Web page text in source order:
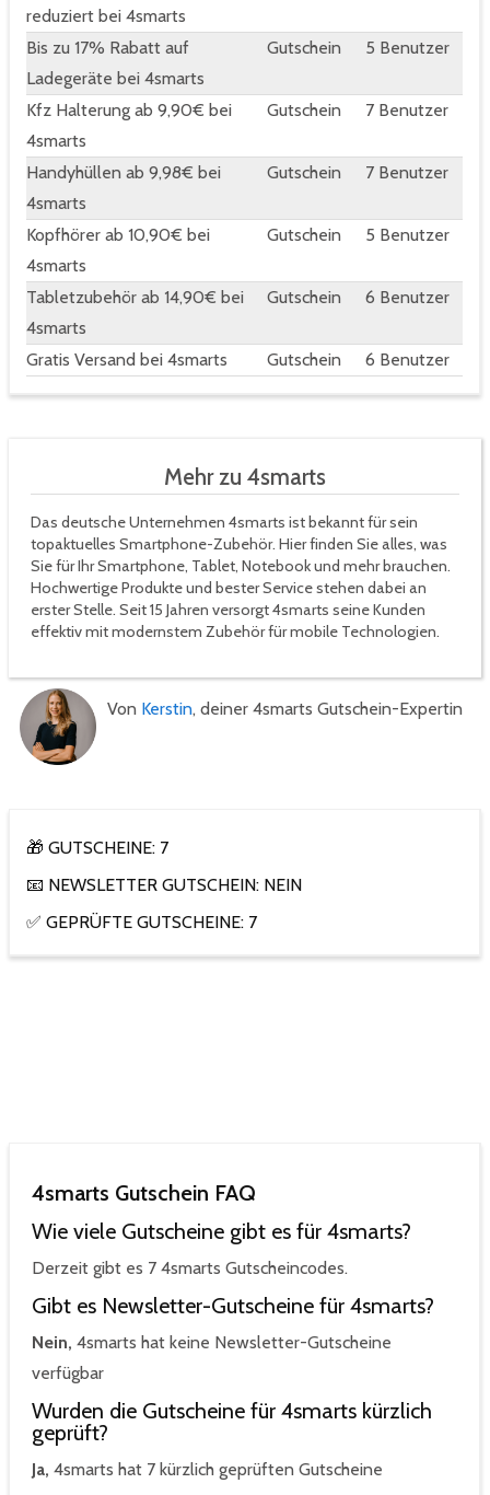
reduziert bei 4smarts
Bis zu 17% Rabatt auf
Ladegeräte bei 4smarts
Gutschein 5 Benutzer
Kfz Halterung ab 9,90€ bei
4smarts
Gutschein 7 Benutzer
Handyhüllen ab 9,98€ bei
4smarts
Gutschein 7 Benutzer
Kopfhörer ab 10,90€ bei
4smarts
Gutschein 5 Benutzer
Tabletzubehör ab 14,90€ bei
4smarts
Gutschein 6 Benutzer
Gratis Versand bei 4smarts Gutschein 6 Benutzer
Mehr zu 4smarts
Das deutsche Unternehmen 4smarts ist bekannt für sein
topaktuelles Smartphone-Zubehör. Hier finden Sie alles, was
Sie für Ihr Smartphone, Tablet, Notebook und mehr brauchen.
Hochwertige Produkte und bester Service stehen dabei an
erster Stelle. Seit 15 Jahren versorgt 4smarts seine Kunden
effektiv mit modernstem Zubehör für mobile Technologien.
Von Kerstin, deiner 4smarts Gutschein-Expertin
🎁 GUTSCHEINE: 7
📧 NEWSLETTER GUTSCHEIN: NEIN
✅ GEPRÜFTE GUTSCHEINE: 7
4smarts Gutschein FAQ
Wie viele Gutscheine gibt es für 4smarts?
Derzeit gibt es 7 4smarts Gutscheincodes.
Gibt es Newsletter-Gutscheine für 4smarts?
Nein, 4smarts hat keine Newsletter-Gutscheine
verfügbar
Wurden die Gutscheine für 4smarts kürzlich
geprüft?
Ja, 4smarts hat 7 kürzlich geprüften Gutscheine